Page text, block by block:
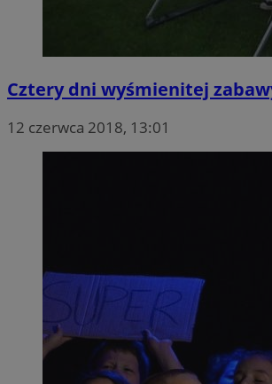
Cztery dni wyśmienitej
12 czerwca 2018, 13:01